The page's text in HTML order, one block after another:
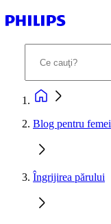
Blog pentru femei
Îngrijirea părului